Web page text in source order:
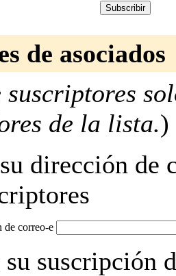
de asociados
de la lista.)
dirección de
de correo-e
suscripción